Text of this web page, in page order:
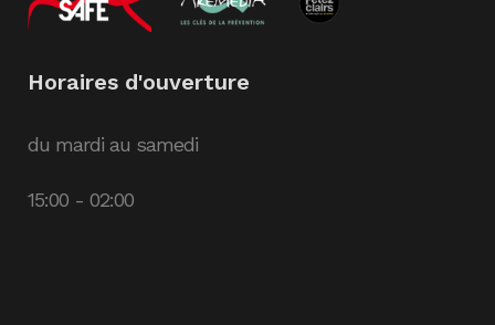
Horaires d'ouverture
du mardi au samedi
15:00 - 02:00